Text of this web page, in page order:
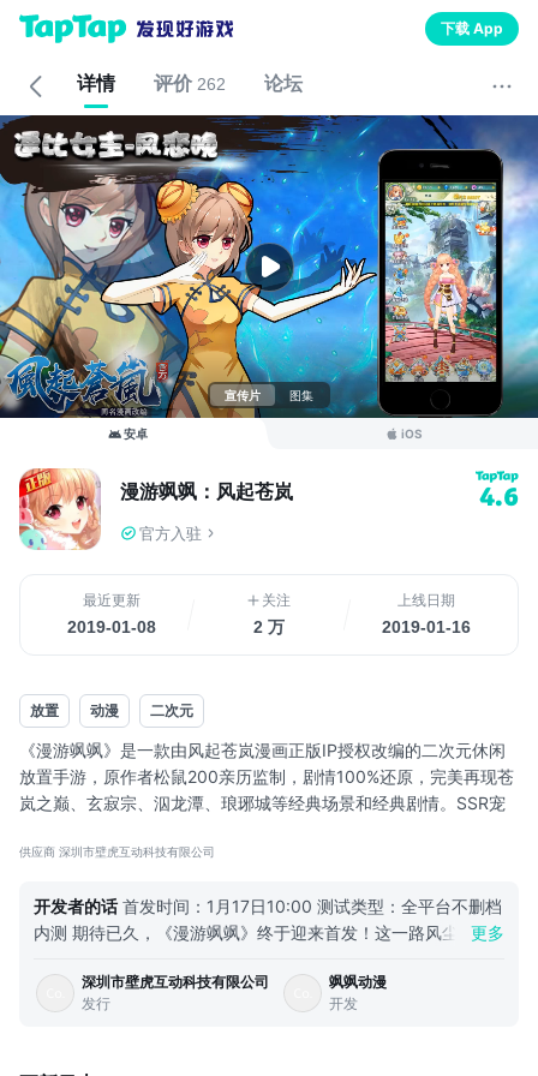
下载 App
详情 评价 262 论坛
宣传片 图集
安卓 iOS
漫游飒飒：风起苍岚 4.6
官方入驻
最近更新
2019-01-08
关注
2 万
上线日期
2019-01-16
放置 动漫 二次元
《漫游飒飒》是一款由风起苍岚漫画正版IP授权改编的二次元休闲
放置手游，原作者松鼠200亲历监制，剧情100%还原，完美再现苍
岚之巅、玄寂宗、泅龙潭、琅琊城等经典场景和经典剧情。SSR宠
境界、炼丹、种植，超多趣味玩法，角色轻松养成。
◆漫画改编 100%剧情再现◆
◆好玩不肝 24小时自动战斗升级◆
供应商 深圳市壁虎互动科技有限公司
开发者的话 首发时间：1月17日10:00 测试类型：全平台不删档
内测 期待已久，《漫游飒飒》终于迎来首发！这一路风尘坎
起见证《漫游飒飒》首秀！ 做游戏就像是养孩子，看着她一点
点长大，她的欢笑，她的伤心，全都变成了我们的悲喜，她开心
更多
深圳市壁虎互动科技有限公司
发行
飒飒动漫
开发